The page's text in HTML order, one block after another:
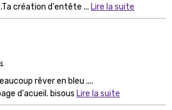
création d'entête ... Lire la suite
rêver en bleu ....
d'acueil. bisous Lire la suite